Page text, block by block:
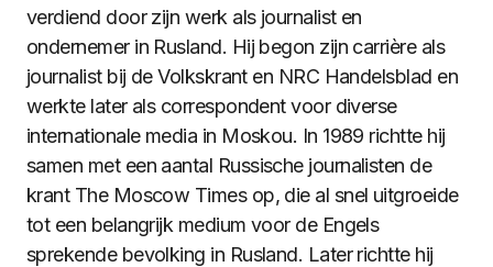
verdiend door zijn werk als journalist en
ondernemer in Rusland. Hij begon zijn carrière als
journalist bij de Volkskrant en NRC Handelsblad en
werkte later als correspondent voor diverse
internationale media in Moskou. In 1989 richtte hij
samen met een aantal Russische journalisten de
krant The Moscow Times op, die al snel uitgroeide
tot een belangrijk medium voor de Engels
sprekende bevolking in Rusland. Later richtte hij